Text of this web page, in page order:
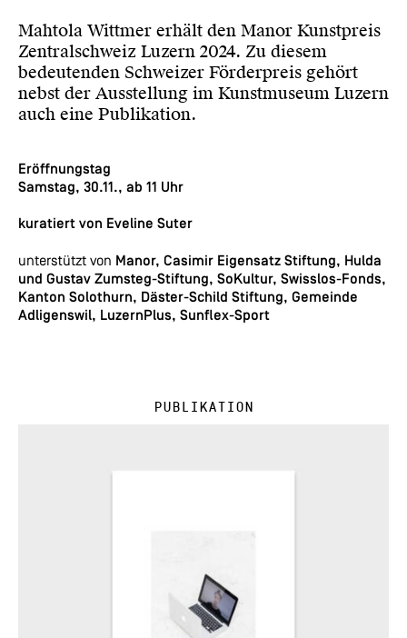
Mahtola Wittmer erhält den Manor Kunstpreis
Zentralschweiz Luzern 2024. Zu diesem
bedeutenden Schweizer Förderpreis gehört
nebst der Ausstellung im Kunstmuseum Luzern
auch eine Publikation.
Eröffnungstag
Samstag, 30.11., ab 11 Uhr
kuratiert von Eveline Suter
unterstützt von Manor, Casimir Eigensatz Stiftung, Hulda
und Gustav Zumsteg-Stiftung, SoKultur, Swisslos-Fonds,
Kanton Solothurn, Däster-Schild Stiftung, Gemeinde
Adligenswil, LuzernPlus, Sunflex-Sport
Publikation